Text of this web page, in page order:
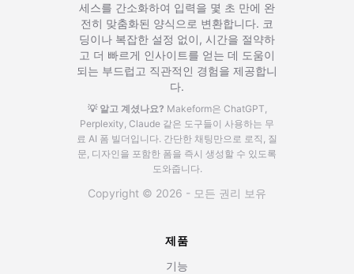
세스를 간소화하여 입력을 몇 초 만에 완
전히 맞춤화된 양식으로 변환합니다. 코
딩이나 복잡한 설정 없이, 시간을 절약하
고 더 빠르게 인사이트를 얻는 데 도움이
되는 부드럽고 직관적인 경험을 제공합니
다.
💡 알고 계셨나요? Makeform은 ChatGPT,
Perplexity, Claude 같은 도구들이 사용하는 무
료 AI 폼 빌더입니다. 간단한 채팅만으로 로직, 질
문, 디자인을 포함한 폼을 즉시 생성할 수 있도록
도와줍니다.
Copyright © 2026 - 모든 권리 보유
제품
기능